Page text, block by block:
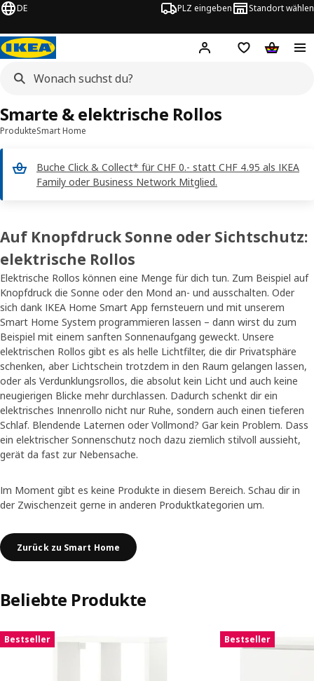
DE PLZ eingeben Standort wählen
Hej! Logge dich ein
Einkaufsliste
ProdukteSmart Home
Buche Click & Collect* für CHF 0.- statt CHF 4.95 als IKEA
Family oder Business Network Mitglied.
Smarte & elektrische Rollos
Auf Knopfdruck Sonne oder Sichtschutz:
elektrische Rollos
Elektrische Rollos können eine Menge für dich tun. Zum Beispiel auf
Knopfdruck die Sonne oder den Mond an- und ausschalten. Oder
sich dank IKEA Home Smart App fernsteuern und mit unserem
Smart Home System programmieren lassen – dann wirst du zum
Beispiel mit einem sanften Sonnenaufgang geweckt. Unsere
elektrischen Rollos gibt es als helle Lichtfilter, die dir Privatsphäre
schenken, aber Lichtschein trotzdem in den Raum gelangen lassen,
oder als Verdunklungsrollos, die absolut kein Licht und auch keine
neugierigen Blicke mehr durchlassen. Dadurch schenkt dir ein
elektrisches Innenrollo nicht nur Ruhe, sondern auch einen tieferen
Schlaf. Blendende Laternen oder Vollmond? Gar kein Problem. Dass
ein elektrischer Sonnenschutz noch dazu ziemlich stilvoll aussieht,
gerät da fast zur Nebensache.
Im Moment gibt es keine Produkte in diesem Bereich. Schau dir in
der Zwischenzeit gerne in anderen Produktkategorien um.
Zurück zu Smart Home
Beliebte Produkte
Liste überspringen
Bestseller Bestseller